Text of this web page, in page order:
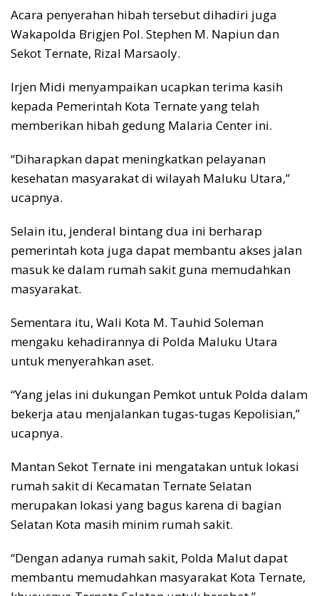
Acara penyerahan hibah tersebut dihadiri juga
Wakapolda Brigjen Pol. Stephen M. Napiun dan
Sekot Ternate, Rizal Marsaoly.
Irjen Midi menyampaikan ucapkan terima kasih
kepada Pemerintah Kota Ternate yang telah
memberikan hibah gedung Malaria Center ini.
“Diharapkan dapat meningkatkan pelayanan
kesehatan masyarakat di wilayah Maluku Utara,”
ucapnya.
Selain itu, jenderal bintang dua ini berharap
pemerintah kota juga dapat membantu akses jalan
masuk ke dalam rumah sakit guna memudahkan
masyarakat.
Sementara itu, Wali Kota M. Tauhid Soleman
mengaku kehadirannya di Polda Maluku Utara
untuk menyerahkan aset.
“Yang jelas ini dukungan Pemkot untuk Polda dalam
bekerja atau menjalankan tugas-tugas Kepolisian,”
ucapnya.
Mantan Sekot Ternate ini mengatakan untuk lokasi
rumah sakit di Kecamatan Ternate Selatan
merupakan lokasi yang bagus karena di bagian
Selatan Kota masih minim rumah sakit.
“Dengan adanya rumah sakit, Polda Malut dapat
membantu memudahkan masyarakat Kota Ternate,